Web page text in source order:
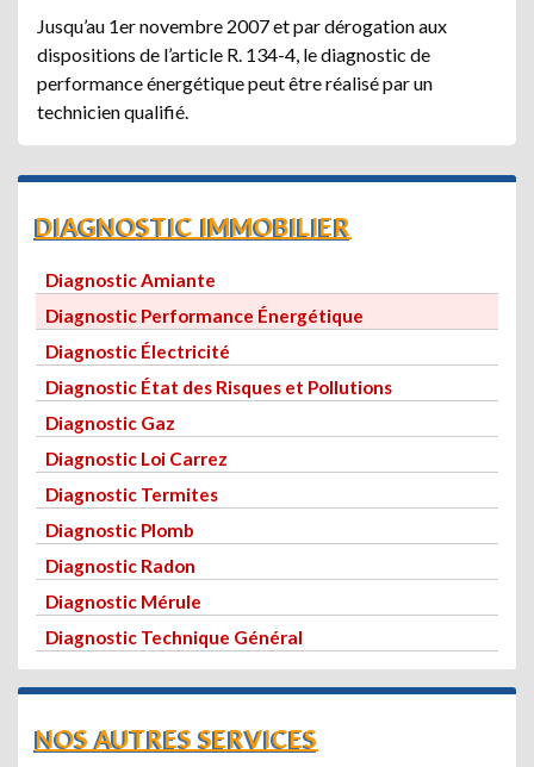
Jusqu’au 1er novembre 2007 et par dérogation aux
dispositions de l’article R. 134-4, le diagnostic de
performance énergétique peut être réalisé par un
technicien qualifié.
DIAGNOSTIC IMMOBILIER
Diagnostic Amiante
Diagnostic Performance Énergétique
Diagnostic Électricité
Diagnostic État des Risques et Pollutions
Diagnostic Gaz
Diagnostic Loi Carrez
Diagnostic Termites
Diagnostic Plomb
Diagnostic Radon
Diagnostic Mérule
Diagnostic Technique Général
NOS AUTRES SERVICES